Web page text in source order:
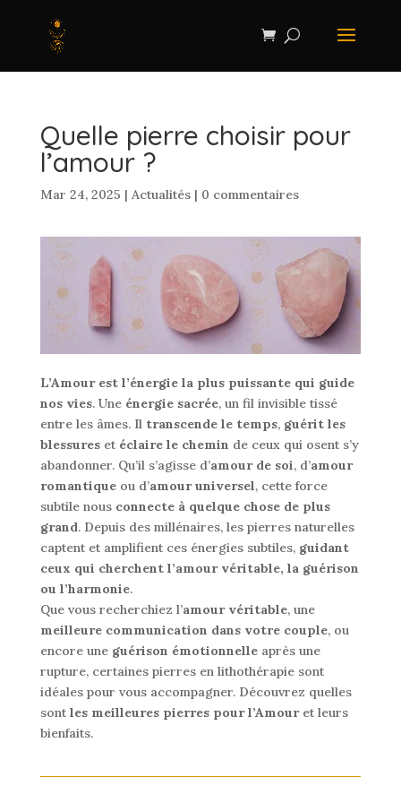
Quelle pierre choisir pour
l’amour ?
Mar 24, 2025 | Actualités| 0 commentaires
L’Amour est l’énergie la plus puissante qui guide
nos vies. Une énergie sacrée, un fil invisible tissé
entre les âmes. Il transcende le temps, guérit les
blessureset éclaire le chemin de ceux qui osent s’y
abandonner. Qu’il s’agisse d’amour de soi, d’amour
romantiqueou d’amour universel, cette force
subtile nous connecte à quelque chose de plus
grand. Depuis des millénaires, les pierres naturelles
captent et amplifient ces énergies subtiles, guidant
ceux qui cherchent l’amour véritable, la guérison
ou l’harmonie.
Que vous recherchiez l’amour véritable, une
meilleure communication dans votre couple, ou
encore une guérison émotionnelleaprès une
rupture, certaines pierres en lithothérapie sont
idéales pour vous accompagner. Découvrez quelles
sont les meilleures pierres pour l’Amouret leurs
bienfaits.